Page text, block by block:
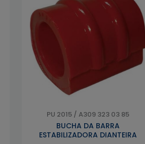
PU 2015 / A309 323 03 85
BUCHA DA BARRA
ESTABILIZADORA DIANTEIRA